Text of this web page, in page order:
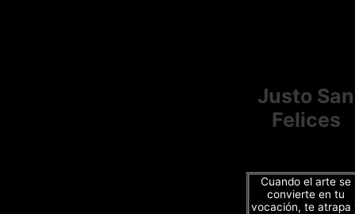
Justo San
Felices
Cuando el arte se
convierte en tu
vocación, te atrapa